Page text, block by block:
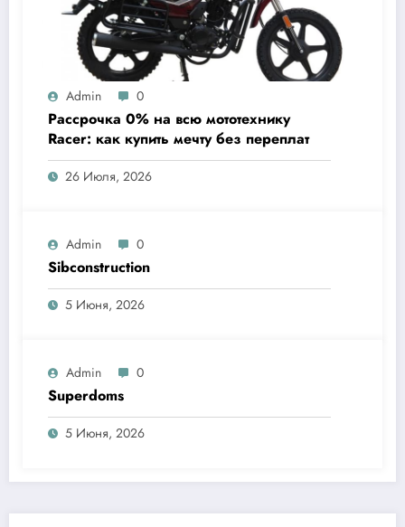
Admin 0
Рассрочка 0% на всю мототехнику
Racer: как купить мечту без переплат
26 Июля, 2026
Admin 0
Sibconstruction
5 Июня, 2026
Admin 0
Superdoms
5 Июня, 2026